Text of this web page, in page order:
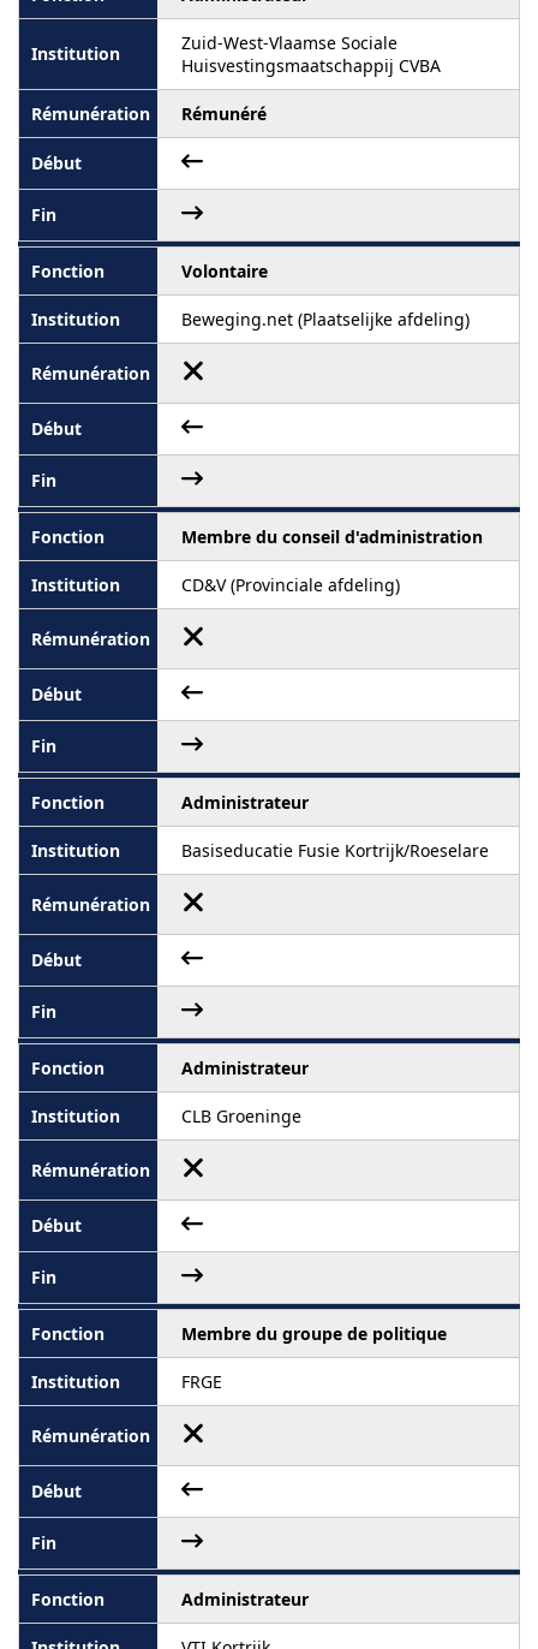
Zuid-West-Vlaamse Sociale
Huisvestingsmaatschappij CVBA
Rémunéré
Volontaire
Beweging.net (Plaatselijke afdeling)
Membre du conseil d'administration
CD&V (Provinciale afdeling)
Administrateur
Basiseducatie Fusie Kortrijk/Roeselare
Administrateur
CLB Groeninge
Membre du groupe de politique
FRGE
Administrateur